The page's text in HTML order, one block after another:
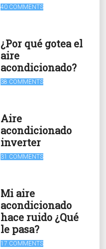
40 COMMENTS
¿Por qué gotea el
aire
acondicionado?
38 COMMENTS
Aire
acondicionado
inverter
31 COMMENTS
Mi aire
acondicionado
hace ruido ¿Qué
le pasa?
17 COMMENTS